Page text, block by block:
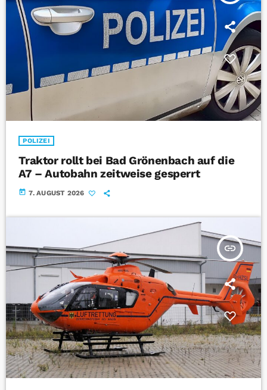
POLIZEI
Traktor rollt bei Bad Grönenbach auf die
A7 – Autobahn zeitweise gesperrt
today 7. AUGUST 2026
insert_link